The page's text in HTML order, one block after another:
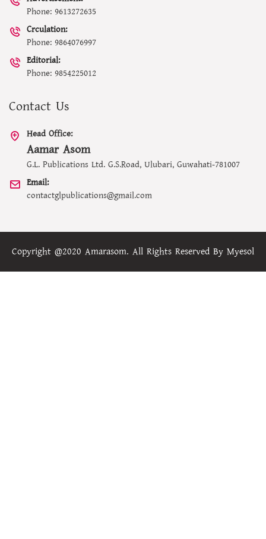
Phone: 9613272635
Crculation:
Phone: 9864076997
Editorial:
Phone: 9854225012
Contact Us
Head Office:
Aamar Asom
G.L. Publications Ltd. G.S.Road, Ulubari, Guwahati-781007
Email:
contactglpublications@gmail.com
Copyright @2020 Amarasom. All Rights Reserved By Myesol